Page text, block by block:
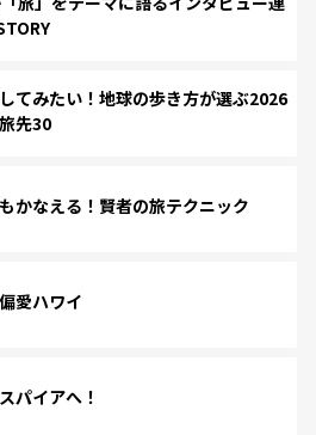
てみたい！地球の歩き方が選ぶ2026
先30
かなえる！賢者の旅テクニック
愛ハワイ
パイアへ！